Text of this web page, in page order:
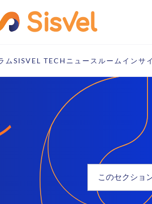
ム SISVEL TECH ニュースルーム インサ
このセクショ